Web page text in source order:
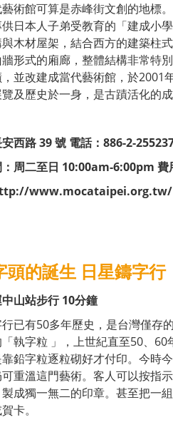
術館可算是赤峰街文創的地標
日本人子弟受教育的「建成小
木材屋架，結合西方的建築柱
形式的廂廊，整體結構非常特
並改建成當代藝術館，於2001
及歷史於一身，是古蹟活化的成
西路 39 號 電話：886-2-
周二至日 10:00am-6:00pm 費
www.mocataipei.org.tw/
頭的誕生 日星鑄字行
山站步行 10分鐘
已有50多年歷史，是台灣僅存
執字粒 」，上世紀直至50、60
鉛字粒逐粒砌好才付印。今時
重溫這門藝術。客人可以按指
成獨一無二的印章。甚至把一
卡。